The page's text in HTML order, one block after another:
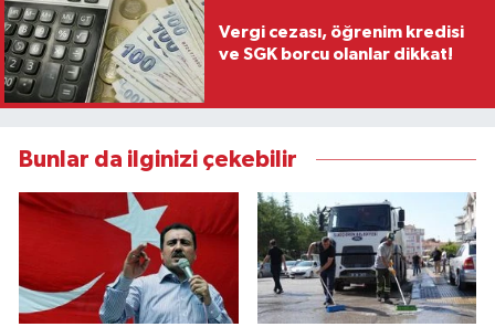
Vergi cezası, öğrenim kredisi
ve SGK borcu olanlar dikkat!
Bunlar da ilginizi çekebilir